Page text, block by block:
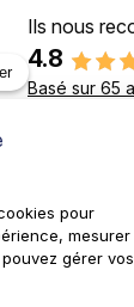
Ils nous
4.8
Basé sur 65
pour
gérer